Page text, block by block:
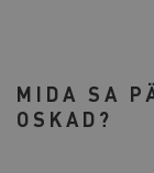
MIDA SA
OSKAD?